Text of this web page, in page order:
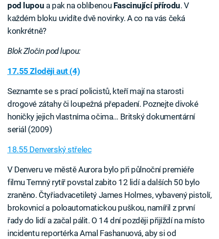
pod lupou a pak na oblíbenou Fascinující přírodu. V
každém bloku uvidíte dvě novinky. A co na vás čeká
konkrétně?
Blok Zločin pod lupou:
17.55 Zloději aut (4)
Seznamte se s prací policistů, kteří mají na starosti
drogové zátahy či loupežná přepadení. Poznejte divoké
honičky jejich vlastníma očima… Britský dokumentární
seriál (2009)
18.55 Denverský střelec
V Denveru ve městě Aurora bylo při půlnoční premiéře
filmu Temný rytíř povstal zabito 12 lidí a dalších 50 bylo
zraněno. Čtyřiadvacetiletý James Holmes, vybavený pistolí,
brokovnicí a poloautomatickou puškou, namířil z první
řady do lidí a začal pálit. O 14 dní později přijíždí na místo
incidentu reportérka Amal Fashanuová, aby si od